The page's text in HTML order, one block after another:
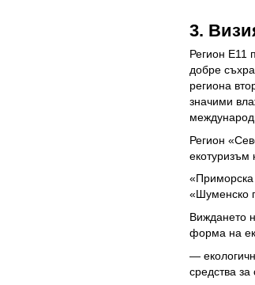
3.
Регион Е11
добре
региона
значими
Регион
екотуризъм
«Приморска
«Шуменско
Виждането
форма на
—
средства